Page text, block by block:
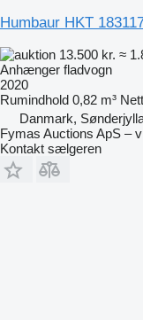
Humbaur HKT
13.500 kr. ≈
Anhænger fladvogn
2020
Rumindhold 0,82 m³
Danmark,
Fymas Auctions ApS –
Kontakt sælgeren